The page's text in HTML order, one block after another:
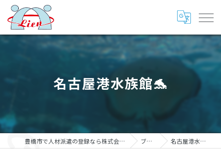
名古屋港水族館🐬
豊橋市で人材派遣の登録なら株式会社リアン ブログ 名古屋港水族館🐬